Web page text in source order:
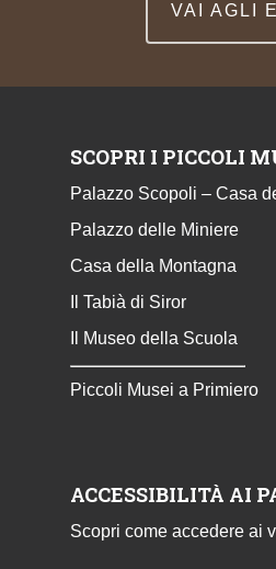
VAI AGLI
SCOPRI I PICCOLI
Palazzo Scopoli – Casa
Palazzo delle Miniere
Casa della Montagna
Il Tabià di Siror
Il Museo della Scuola
Piccoli Musei a Primiero
ACCESSIBILITÀ AI
Scopri come accedere ai